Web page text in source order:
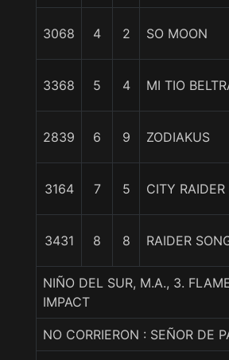
3068 4 2 SO MOON
3368 5 4 MI TIO
2839 6 9 ZODIAKUS
3164 7 5 CITY RAIDER
3431 8 8 RAIDER
NIÑO DEL SUR, M.A., 3.
IMPACT
NO CORRIERON : SEÑOR DE